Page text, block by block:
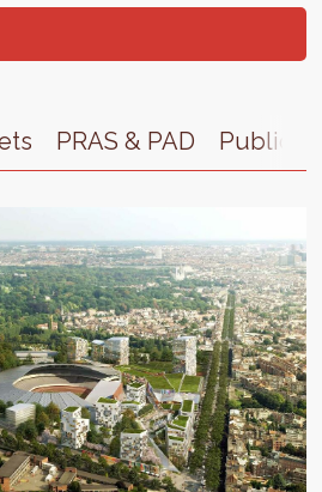
PRAS & PAD